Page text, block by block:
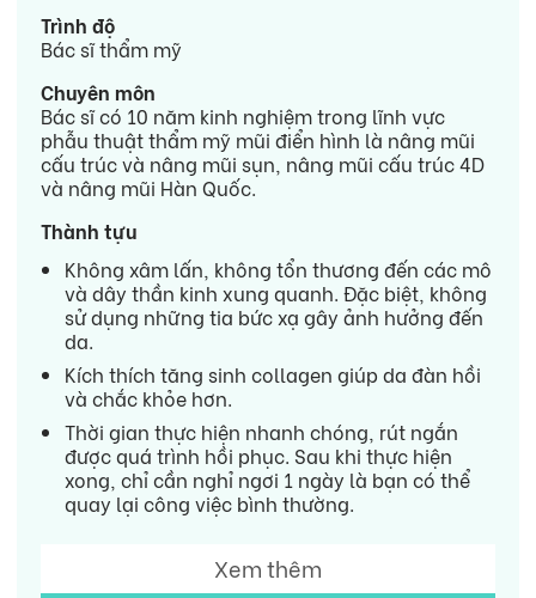
Trình độ
Bác sĩ thẩm mỹ
Chuyên môn
Bác sĩ có 10 năm kinh nghiệm trong lĩnh vực
phẫu thuật thẩm mỹ mũi điển hình là nâng mũi
cấu trúc và nâng mũi sụn, nâng mũi cấu trúc 4D
và nâng mũi Hàn Quốc.
Thành tựu
Không xâm lấn, không tổn thương đến các mô
và dây thần kinh xung quanh. Đặc biệt, không
sử dụng những tia bức xạ gây ảnh hưởng đến
da.
Kích thích tăng sinh collagen giúp da đàn hồi
và chắc khỏe hơn.
Thời gian thực hiện nhanh chóng, rút ngắn
được quá trình hồi phục. Sau khi thực hiện
xong, chỉ cần nghỉ ngơi 1 ngày là bạn có thể
quay lại công việc bình thường.
Xem thêm